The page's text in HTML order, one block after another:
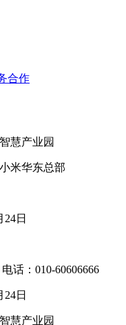
合作
慧产业园
米华东总部
24日
话：010-60606666
24日
慧产业园